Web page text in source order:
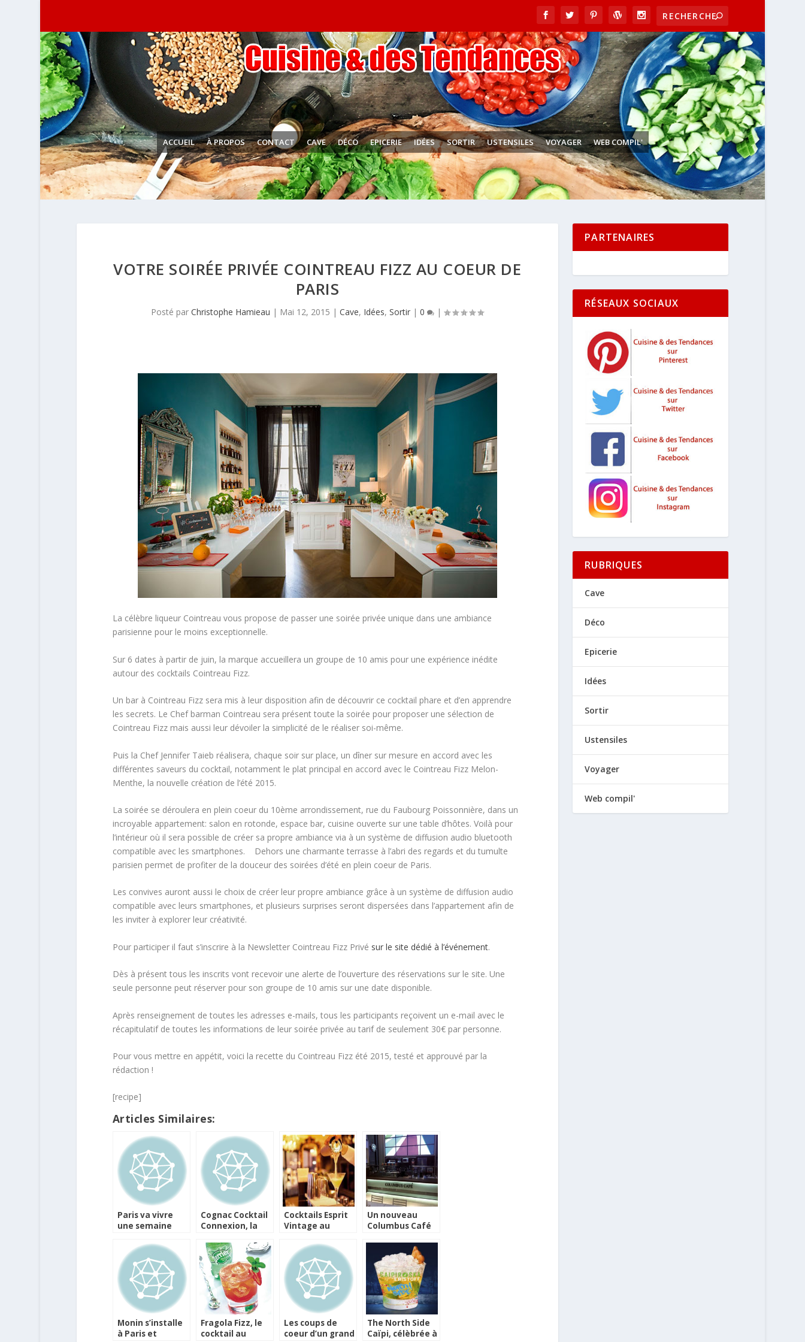
ACCUEIL À PROPOS CONTACT CAVE DÉCO EPICERIE IDÉES SORTIR USTENSILES VOYAGER WEB COMPIL'
VOTRE SOIRÉE PRIVÉE COINTREAU FIZZ AU COEUR DE
PARIS
Posté parChristophe Hamieau | Mai 12, 2015 |Cave, Idées,Sortir |0 |
La célèbre liqueur Cointreau vous propose de passer une soirée privée unique dans une ambiance
parisienne pour le moins exceptionnelle.
Sur 6 dates à partir de juin, la marque accueillera un groupe de 10 amis pour une expérience inédite
autour des cocktails Cointreau Fizz.
Un bar à Cointreau Fizz sera mis à leur disposition afin de découvrir ce cocktail phare et d’en apprendre
les secrets. Le Chef barman Cointreau sera présent toute la soirée pour proposer une sélection de
Cointreau Fizz mais aussi leur dévoiler la simplicité de le réaliser soi-même.
Puis la Chef Jennifer Taieb réalisera, chaque soir sur place, un dîner sur mesure en accord avec les
différentes saveurs du cocktail, notamment le plat principal en accord avec le Cointreau Fizz Melon-
Menthe, la nouvelle création de l’été 2015.
La soirée se déroulera en plein coeur du 10ème arrondissement, rue du Faubourg Poissonnière, dans un
incroyable appartement: salon en rotonde, espace bar, cuisine ouverte sur une table d’hôtes. Voilà pour
l’intérieur où il sera possible de créer sa propre ambiance via à un système de diffusion audio bluetooth
compatible avec les smartphones. Dehors une charmante terrasse à l’abri des regards et du tumulte
parisien permet de profiter de la douceur des soirées d’été en plein coeur de Paris.
Les convives auront aussi le choix de créer leur propre ambiance grâce à un système de diffusion audio
compatible avec leurs smartphones, et plusieurs surprises seront dispersées dans l’appartement afin de
les inviter à explorer leur créativité.
Pour participer il faut s’inscrire à la Newsletter Cointreau Fizz Privé sur le site dédié à l’événement.
Dès à présent tous les inscrits vont recevoir une alerte de l’ouverture des réservations sur le site. Une
seule personne peut réserver pour son groupe de 10 amis sur une date disponible.
Après renseignement de toutes les adresses e-mails, tous les participants reçoivent un e-mail avec le
récapitulatif de toutes les informations de leur soirée privée au tarif de seulement 30€ par personne.
Pour vous mettre en appétit, voici la recette du Cointreau Fizz été 2015, testé et approuvé par la
rédaction !
[recipe]
Articles Similaires:
Paris va vivre
une semaine
cocktail
Cognac Cocktail
Connexion, la
est lancée !
Cocktails Esprit
Vintage au
2012
Un nouveau
Columbus Café
Monin s’installe
à Paris et
Fragola Fizz, le
cocktail au
Les coups de
coeur d’un grand
The North Side
Caïpi, célèbrée à
PARTENAIRES
RÉSEAUX SOCIAUX
RUBRIQUES
Cave
Déco
Epicerie
Idées
Sortir
Ustensiles
Voyager
Web compil'